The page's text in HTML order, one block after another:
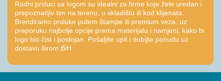
Radni prsluci sa logom su idealni za firme koje žele uredan i
prepoznatljiv tim na terenu, u skladištu ili kod klijenata.
Brendiramo prsluke putem štampe ili premium veza, uz
preporuku najbolje opcije prema materijalu i namjeni, kako bi
logo bio čist i postojan. Pošaljite upit i dobijte ponudu uz
dostavu širom BiH.